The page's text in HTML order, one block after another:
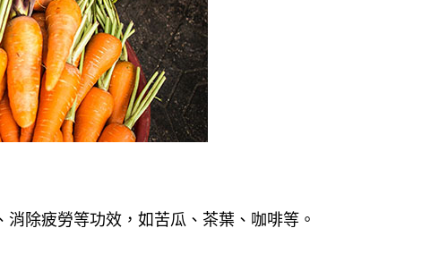
除疲勞等功效，如苦瓜、茶葉、咖啡等。